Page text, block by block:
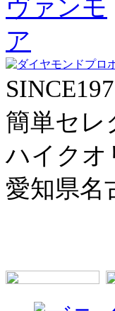
簡単セレ
ハイクオ
愛知県名